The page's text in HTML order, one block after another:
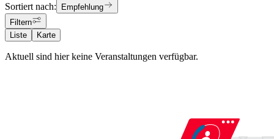
Sortiert nach:
Empfehlung
Filtern
Liste
Karte
Aktuell sind hier keine Veranstaltungen verfügbar.